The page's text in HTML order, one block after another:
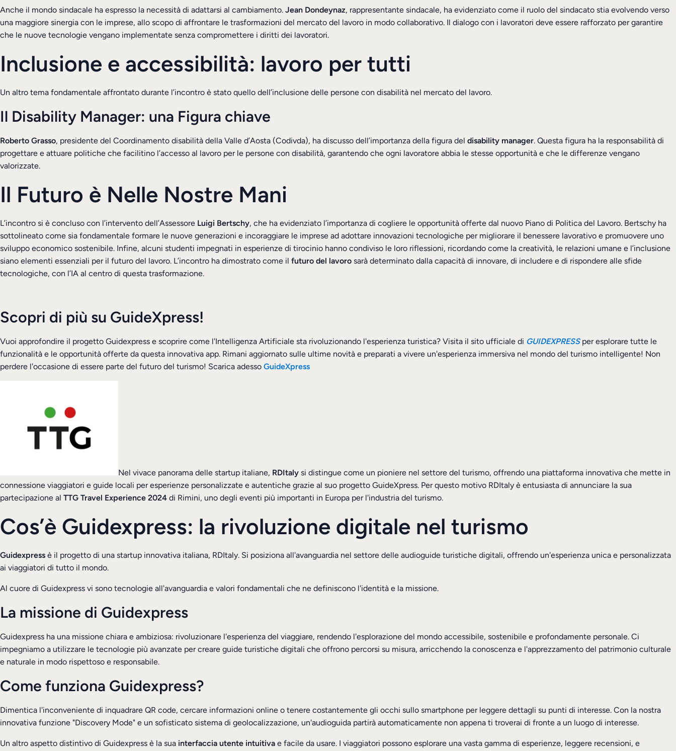
Anche il mondo sindacale ha espresso la necessità di adattarsi al cambiamento. Jean Dondeynaz, rappresentante sindacale, ha evidenziato come il ruolo del sindacato stia evolvendo verso
una maggiore sinergia con le imprese, allo scopo di affrontare le trasformazioni del mercato del lavoro in modo collaborativo. Il dialogo con i lavoratori deve essere rafforzato per garantire
che le nuove tecnologie vengano implementate senza compromettere i diritti dei lavoratori.
Inclusione e accessibilità: lavoro per tutti
Un altro tema fondamentale affrontato durante l’incontro è stato quello dell’inclusione delle persone con disabilità nel mercato del lavoro.
Il Disability Manager: una Figura chiave
Roberto Grasso, presidente del Coordinamento disabilità della Valle d’Aosta (Codivda), ha discusso dell’importanza della figura del disability manager. Questa figura ha la responsabilità di
progettare e attuare politiche che facilitino l’accesso al lavoro per le persone con disabilità, garantendo che ogni lavoratore abbia le stesse opportunità e che le differenze vengano
valorizzate.
Il Futuro è Nelle Nostre Mani
L’incontro si è concluso con l’intervento dell’Assessore Luigi Bertschy, che ha evidenziato l’importanza di cogliere le opportunità offerte dal nuovo Piano di Politica del Lavoro. Bertschy ha
sottolineato come sia fondamentale formare le nuove generazioni e incoraggiare le imprese ad adottare innovazioni tecnologiche per migliorare il benessere lavorativo e promuovere uno
sviluppo economico sostenibile. Infine, alcuni studenti impegnati in esperienze di tirocinio hanno condiviso le loro riflessioni, ricordando come la creatività, le relazioni umane e l’inclusione
siano elementi essenziali per il futuro del lavoro. L’incontro ha dimostrato come il futuro del lavoro sarà determinato dalla capacità di innovare, di includere e di rispondere alle sfide
tecnologiche, con l’IA al centro di questa trasformazione.
Scopri di più su GuideXpress!
Vuoi approfondire il progetto Guidexpress e scoprire come l'Intelligenza Artificiale sta rivoluzionando l'esperienza turistica? Visita il sito ufficiale di GUIDEXPRESSper esplorare tutte le
funzionalità e le opportunità offerte da questa innovativa app. Rimani aggiornato sulle ultime novità e preparati a vivere un'esperienza immersiva nel mondo del turismo intelligente! Non
perdere l'occasione di essere parte del futuro del turismo! Scarica adesso GuideXpress
Nel vivace panorama delle startup italiane, RDItaly si distingue come un pioniere nel settore del turismo, offrendo una piattaforma innovativa che mette in
connessione viaggiatori e guide locali per esperienze personalizzate e autentiche grazie al suo progetto GuideXpress. Per questo motivo RDItaly è entusiasta di annunciare la sua
partecipazione al TTG Travel Experience 2024 di Rimini, uno degli eventi più importanti in Europa per l'industria del turismo.
Cos’è Guidexpress: la rivoluzione digitale nel turismo
Guidexpress è il progetto di una startup innovativa italiana, RDItaly. Si posiziona all'avanguardia nel settore delle audioguide turistiche digitali, offrendo un'esperienza unica e personalizzata
ai viaggiatori di tutto il mondo.
Al cuore di Guidexpress vi sono tecnologie all'avanguardia e valori fondamentali che ne definiscono l'identità e la missione.
La missione di Guidexpress
Guidexpress ha una missione chiara e ambiziosa: rivoluzionare l'esperienza del viaggiare, rendendo l'esplorazione del mondo accessibile, sostenibile e profondamente personale. Ci
impegniamo a utilizzare le tecnologie più avanzate per creare guide turistiche digitali che offrono percorsi su misura, arricchendo la conoscenza e l'apprezzamento del patrimonio culturale
e naturale in modo rispettoso e responsabile.
Come funziona Guidexpress?
Dimentica l'inconveniente di inquadrare QR code, cercare informazioni online o tenere costantemente gli occhi sullo smartphone per leggere dettagli su punti di interesse. Con la nostra
innovativa funzione "Discovery Mode" e un sofisticato sistema di geolocalizzazione, un'audioguida partirà automaticamente non appena ti troverai di fronte a un luogo di interesse.
Un altro aspetto distintivo di Guidexpress è la sua interfaccia utente intuitiva e facile da usare. I viaggiatori possono esplorare una vasta gamma di esperienze, leggere recensioni, e